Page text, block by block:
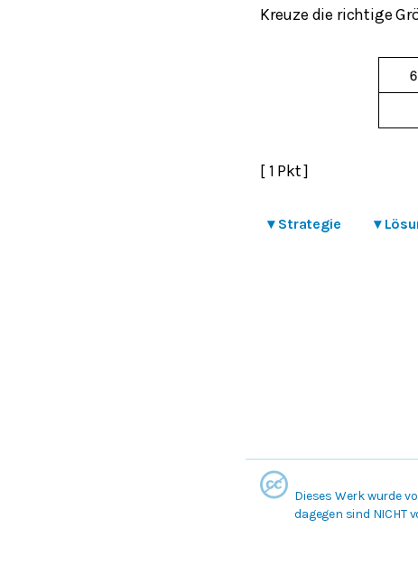
Kreuze die richtige
[ 1 Pkt ]
▾ Strategie ▾
Dieses Werk wurde
dagegen sind NICHT